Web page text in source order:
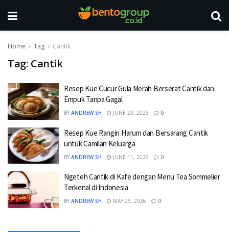
Home Tag Cantik
Tag: Cantik
Resep Kue Cucur Gula Merah Berserat Cantik dan
Empuk Tanpa Gagal
BY ANDREW SH JUNE 23, 2026 0
Resep Kue Rangin Harum dan Bersarang Cantik
untuk Camilan Keluarga
BY ANDREW SH JUNE 11, 2026 0
Ngeteh Cantik di Kafe dengan Menu Tea Sommelier
Terkenal di Indonesia
BY ANDREW SH MAY 25, 2026 0